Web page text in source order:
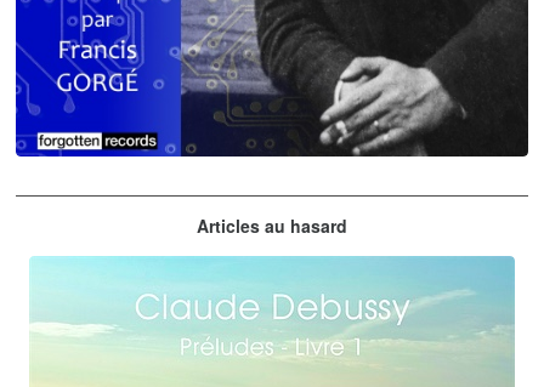
Articles au hasard